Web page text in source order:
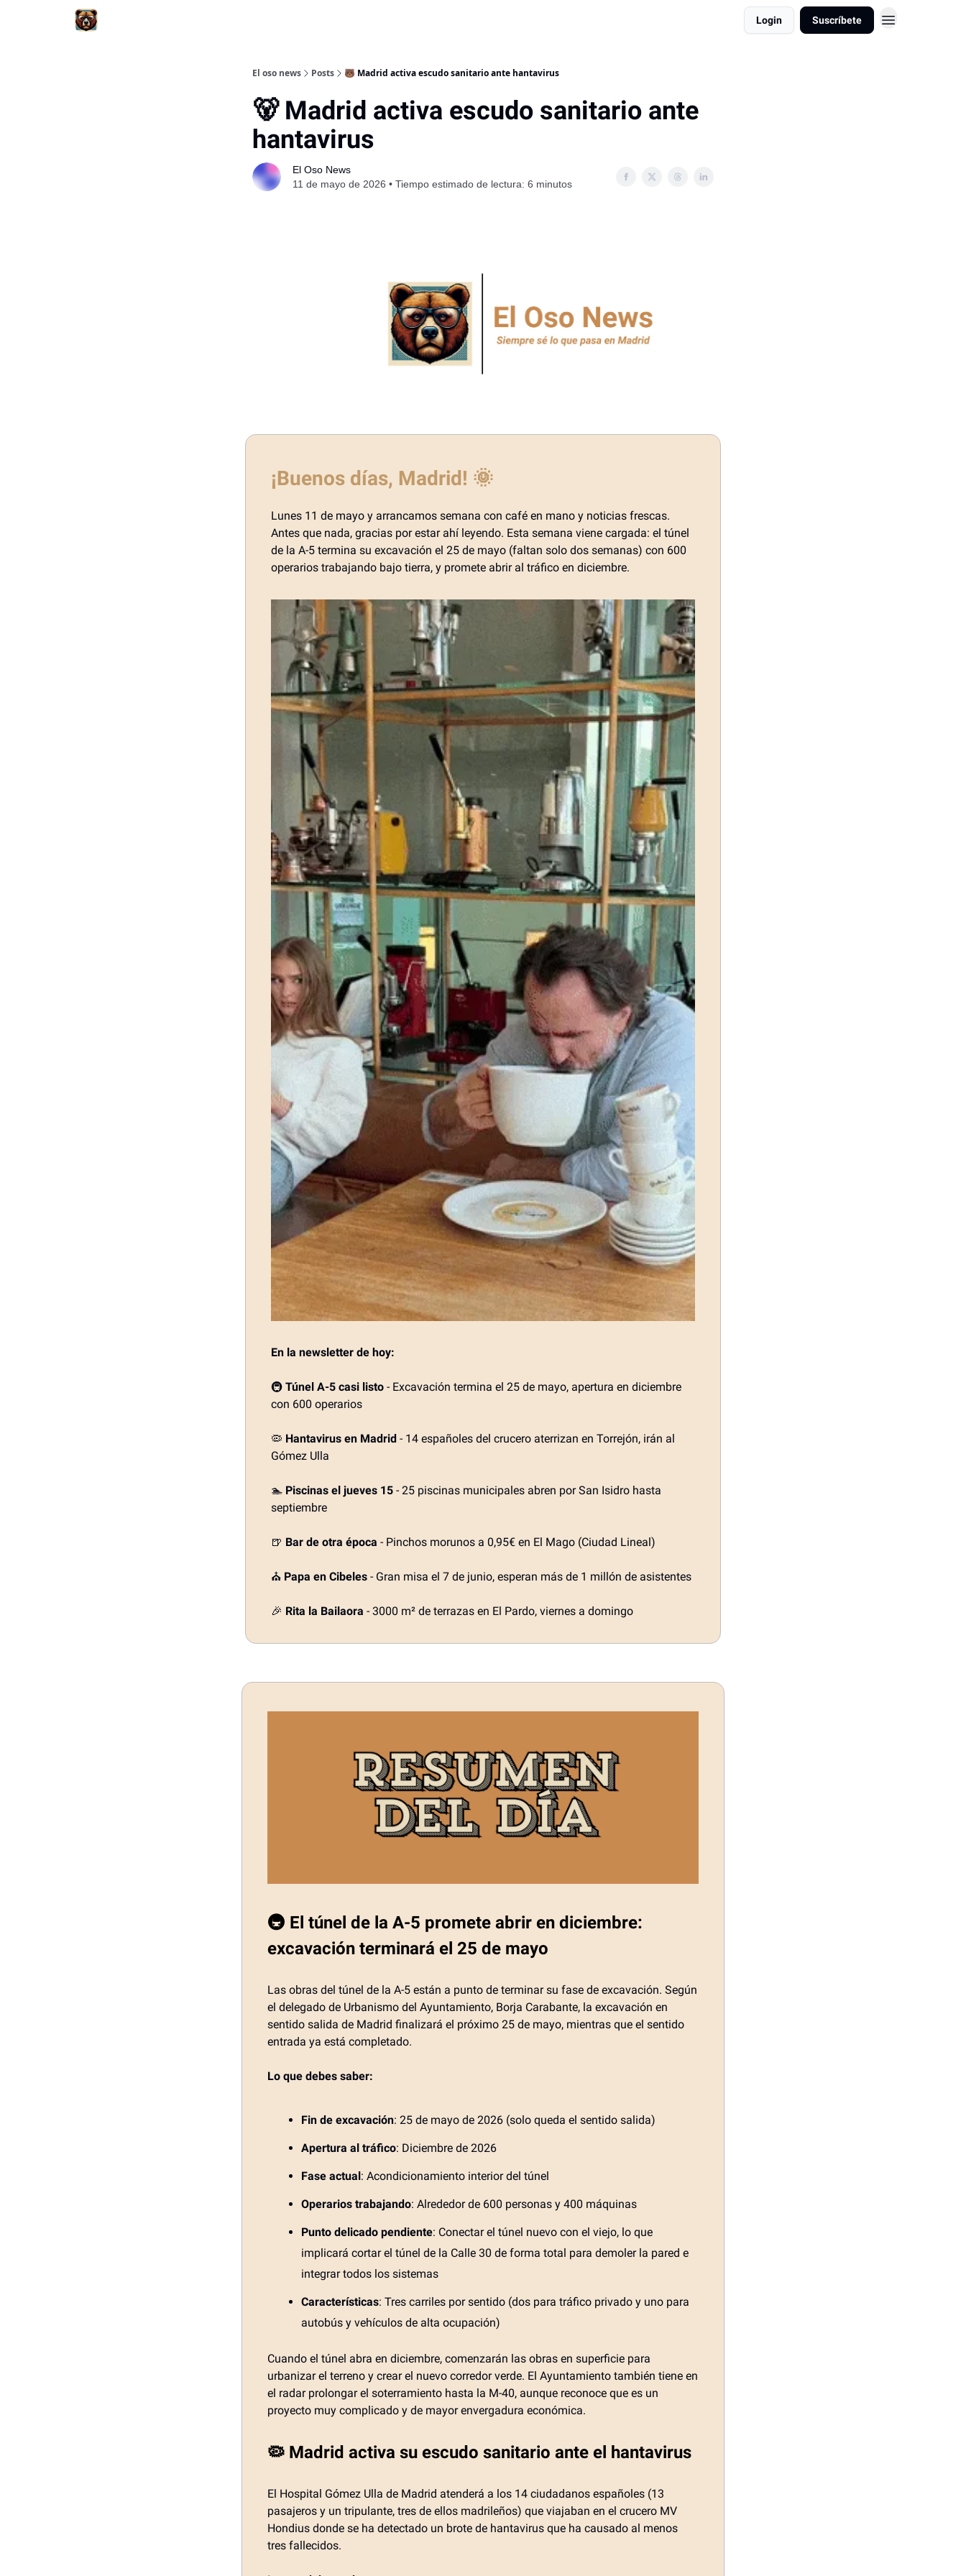
Login Suscríbete
El oso news Posts 🐻 Madrid activa escudo sanitario ante hantavirus
🐻 Madrid activa escudo sanitario ante
hantavirus
El Oso News
11 de mayo de 2026 • Tiempo estimado de lectura: 6 minutos
¡Buenos días, Madrid! 🌞
Lunes 11 de mayo y arrancamos semana con café en mano y noticias frescas.
Antes que nada, gracias por estar ahí leyendo. Esta semana viene cargada: el túnel
de la A-5 termina su excavación el 25 de mayo (faltan solo dos semanas) con 600
operarios trabajando bajo tierra, y promete abrir al tráfico en diciembre.
En la newsletter de hoy:
🚇 Túnel A-5 casi listo - Excavación termina el 25 de mayo, apertura en diciembre
con 600 operarios
🦠 Hantavirus en Madrid - 14 españoles del crucero aterrizan en Torrejón, irán al
Gómez Ulla
🏊 Piscinas el jueves 15 - 25 piscinas municipales abren por San Isidro hasta
septiembre
🍺 Bar de otra época - Pinchos morunos a 0,95€ en El Mago (Ciudad Lineal)
⛪ Papa en Cibeles - Gran misa el 7 de junio, esperan más de 1 millón de asistentes
🎉 Rita la Bailaora - 3000 m² de terrazas en El Pardo, viernes a domingo
🚇 El túnel de la A-5 promete abrir en diciembre:
excavación terminará el 25 de mayo
Las obras del túnel de la A-5 están a punto de terminar su fase de excavación. Según
el delegado de Urbanismo del Ayuntamiento, Borja Carabante, la excavación en
sentido salida de Madrid finalizará el próximo 25 de mayo, mientras que el sentido
entrada ya está completado.
Lo que debes saber:
Fin de excavación: 25 de mayo de 2026 (solo queda el sentido salida)
Apertura al tráfico: Diciembre de 2026
Fase actual : Acondicionamiento interior del túnel
Operarios trabajando: Alrededor de 600 personas y 400 máquinas
Punto delicado pendiente: Conectar el túnel nuevo con el viejo, lo que
implicará cortar el túnel de la Calle 30 de forma total para demoler la pared e
integrar todos los sistemas
Características: Tres carriles por sentido (dos para tráfico privado y uno para
autobús y vehículos de alta ocupación)
Cuando el túnel abra en diciembre, comenzarán las obras en superficie para
urbanizar el terreno y crear el nuevo corredor verde. El Ayuntamiento también tiene en
el radar prolongar el soterramiento hasta la M-40, aunque reconoce que es un
proyecto muy complicado y de mayor envergadura económica.
🦠 Madrid activa su escudo sanitario ante el hantavirus
El Hospital Gómez Ulla de Madrid atenderá a los 14 ciudadanos españoles (13
pasajeros y un tripulante, tres de ellos madrileños) que viajaban en el crucero MV
Hondius donde se ha detectado un brote de hantavirus que ha causado al menos
tres fallecidos.